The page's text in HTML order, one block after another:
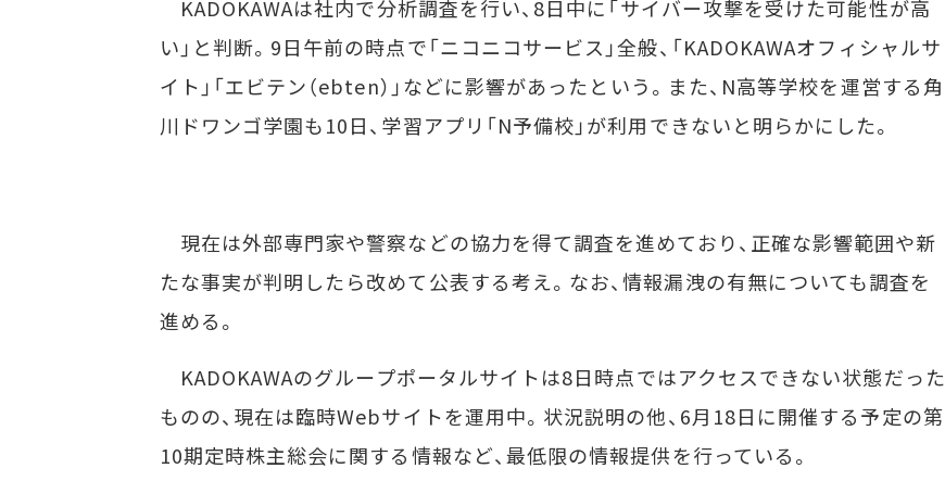
KADOKAWAは社内で分析調査を行い、8日中に「サイバー攻撃を受けた可能性が高
い」と判断。9日午前の時点で「ニコニコサービス」全般、「KADOKAWAオフィシャルサ
イト」「エビテン（ebten）」などに影響があったという。また、N高等学校を運営する角
川ドワンゴ学園も10日、学習アプリ「N予備校」が利用できないと明らかにした。
現在は外部専門家や警察などの協力を得て調査を進めており、正確な影響範囲や新
たな事実が判明したら改めて公表する考え。なお、情報漏洩の有無についても調査を
進める。
KADOKAWAのグループポータルサイトは8日時点ではアクセスできない状態だった
ものの、現在は臨時Webサイトを運用中。状況説明の他、6月18日に開催する予定の第
10期定時株主総会に関する情報など、最低限の情報提供を行っている。